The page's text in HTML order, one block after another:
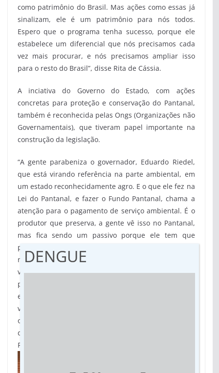
como patrimônio do Brasil. Mas ações como essas já
sinalizam, ele é um patrimônio para nós todos.
Espero que o programa tenha sucesso, porque ele
estabelece um diferencial que nós precisamos cada
vez mais procurar, e nós precisamos ampliar isso
para o resto do Brasil”, disse Rita de Cássia.
A inciativa do Governo do Estado, com ações
concretas para proteção e conservação do Pantanal,
também é reconhecida pelas Ongs (Organizações não
Governamentais), que tiveram papel importante na
construção da legislação.
“A gente parabeniza o governador, Eduardo Riedel,
que está virando referência na parte ambiental, em
um estado reconhecidamente agro. E o que ele fez na
Lei do Pantanal, e fazer o Fundo Pantanal, chama a
atenção para o pagamento de serviço ambiental. É o
produtor que preserva, a gente vê isso no Pantanal,
mas fica sendo um passivo porque ele tem que
preservar, ele às vezes é obrigado a preservar, ele
não é remunerado por isso. Então acho que a lei é de
vanguarda, ela traz pontos que eu tenho certeza,
pelo pioneirismo, vão ser referência para o país. Já
está sendo reconhecido nas embaixadas que a gente
visita. Então acho que é só comemorar e parabenizar
o gesto dele de ter feito essa lei”, disse o presidente
da SOS Pantanal, Alexandre Bossi. (Por
Fotos: Álvaro Rezende)
DENGUE